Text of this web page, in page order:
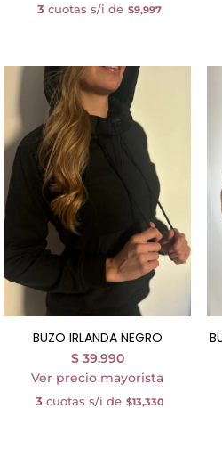
3 cuotas s/i de $9,997
BUZO IRLANDA NEGRO
$39.990
Ver precio mayorista
3 cuotas s/i de $13,330